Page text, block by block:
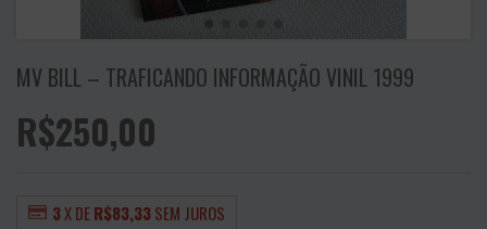
MV BILL – TRAFICANDO INFORMAÇÃO VINIL 1999
R$250,00
3X DER$83,33SEM JUROS